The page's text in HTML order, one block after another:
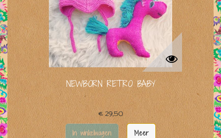
NEWBORN RETRO BABY
€ 29,50
In winkelwagen Meer